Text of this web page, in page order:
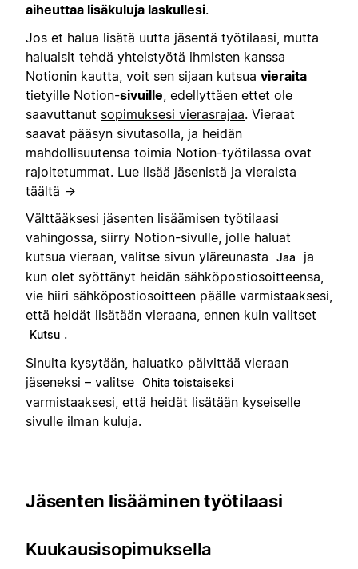
aiheuttaa lisäkuluja laskullesi.
Jos et halua lisätä uutta jäsentä työtilaasi, mutta
haluaisit tehdä yhteistyötä ihmisten kanssa
Notionin kautta, voit sen sijaan kutsua vieraita
tietyille Notion-sivuille , edellyttäen ettet ole
saavuttanut sopimuksesi vierasrajaa. Vieraat
saavat pääsyn sivutasolla, ja heidän
mahdollisuutensa toimia Notion-työtilassa ovat
rajoitetummat. Lue lisää jäsenistä ja vieraista
täältä →
Välttääksesi jäsenten lisäämisen työtilaasi
vahingossa, siirry Notion-sivulle, jolle haluat
kutsua vieraan, valitse sivun yläreunasta
Jaa
ja
kun olet syöttänyt heidän sähköpostiosoitteensa,
vie hiiri sähköpostiosoitteen päälle varmistaaksesi,
että heidät lisätään vieraana, ennen kuin valitset
Kutsu .
Sinulta kysytään, haluatko päivittää vieraan
jäseneksi – valitse Ohita toistaiseksi
varmistaaksesi, että heidät lisätään kyseiselle
sivulle ilman kuluja.
Jäsenten lisääminen työtilaasi
Kuukausisopimuksella